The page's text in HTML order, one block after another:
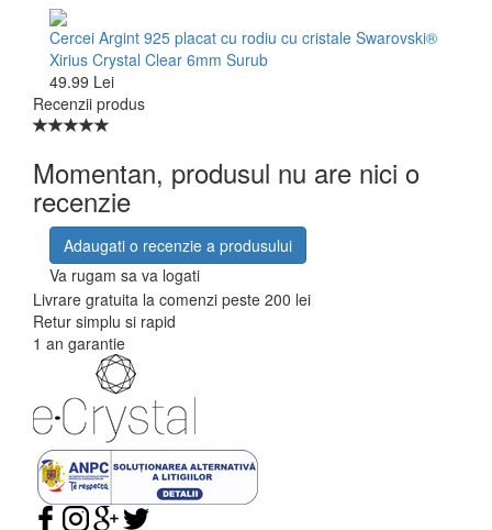
Cercei Argint 925 placat cu rodiu cu cristale Swarovski®
Xirius Crystal Clear 6mm Surub
49.99 Lei
Recenzii produs
Momentan, produsul nu are nici o
recenzie
Adaugati o recenzie a produsului
Va rugam sa va logati
Livrare gratuita la comenzi peste 200 lei
Retur simplu si rapid
1 an garantie